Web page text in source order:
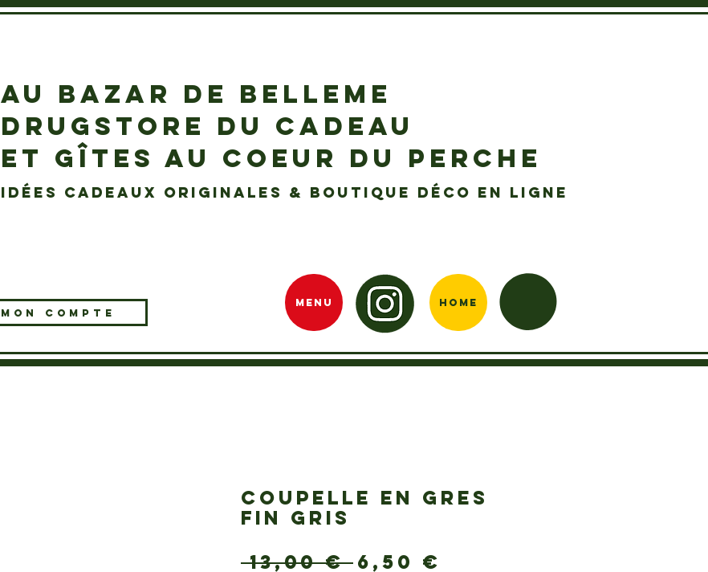
AU BAZAR DE BELLEME
DRUGSTORE DU CADEAU
ET GÎTES AU COEUR DU PERCHE
idées cadeaux originales & boutique déco en ligne
MON COMPTE
MENU Home
COUPELLE EN GRES
FIN GRIS
13,00 € Prix
6,50 €